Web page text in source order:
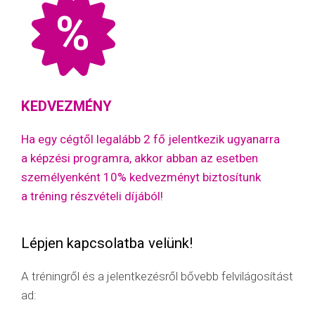
%
KEDVEZMÉNY
Ha egy cégtől legalább 2 fő jelentkezik ugyanarra
a képzési programra, akkor abban az esetben
személyenként 10% kedvezményt biztosítunk
a tréning részvételi díjából!
Lépjen kapcsolatba velünk!
A tréningről és a jelentkezésről bővebb felvilágosítást
ad: